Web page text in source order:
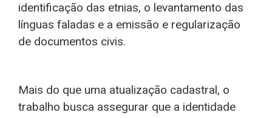
identificação das etnias, o levantamento das
línguas faladas e a emissão e regularização
de documentos civis.
Mais do que uma atualização cadastral, o
trabalho busca assegurar que a identidade